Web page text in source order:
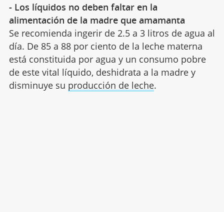
- Los líquidos no deben faltar en la
alimentación de la madre que amamanta
Se recomienda ingerir de 2.5 a 3 litros de agua al
día. De 85 a 88 por ciento de la leche materna
está constituida por agua y un consumo pobre
de este vital líquido, deshidrata a la madre y
disminuye su producción de leche.